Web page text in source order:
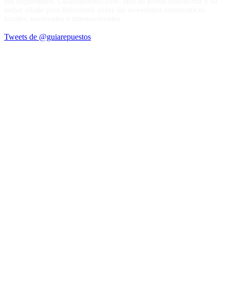
Tweets de @guiarepuestos